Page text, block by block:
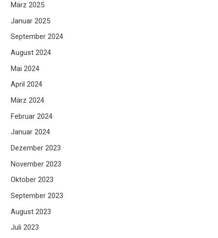
März 2025
Januar 2025
September 2024
August 2024
Mai 2024
April 2024
März 2024
Februar 2024
Januar 2024
Dezember 2023
November 2023
Oktober 2023
September 2023
August 2023
Juli 2023